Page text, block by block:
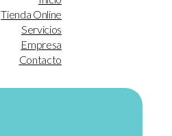
Tienda Online
Servicios
Empresa
Contacto